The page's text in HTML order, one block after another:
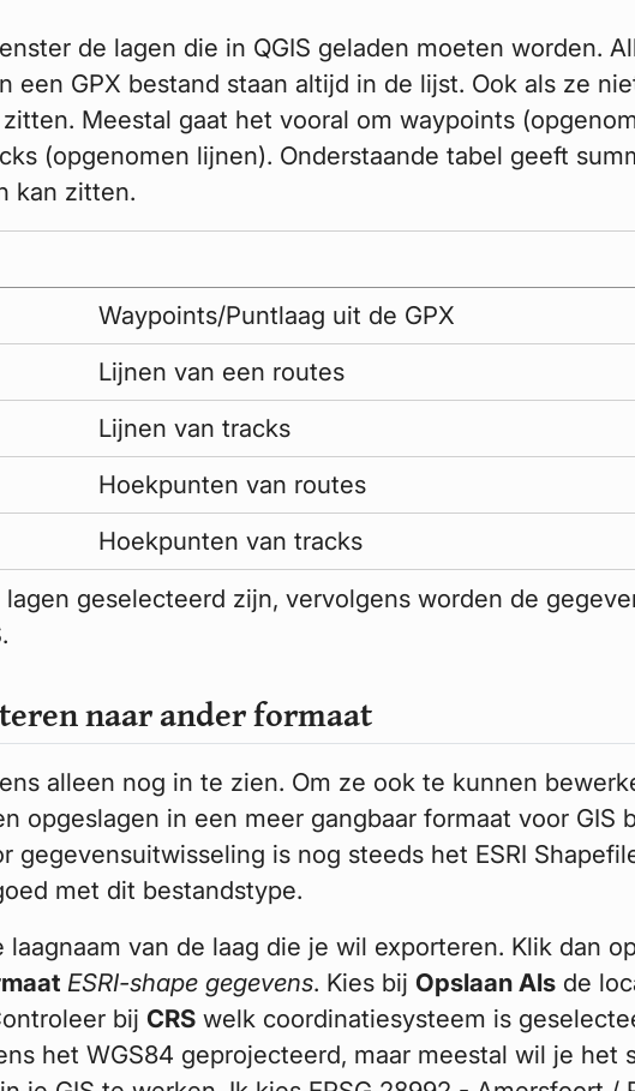
de lagen die in QGIS geladen moeten worden.
een GPX bestand staan altijd in de lijst. Ook als ze
Meestal gaat het vooral om waypoints
(opgenomen lijnen). Onderstaande tabel geeft
kan zitten.
Waypoints/Puntlaag uit de GPX
Lijnen van een routes
Lijnen van tracks
Hoekpunten van routes
Hoekpunten van tracks
lagen geselecteerd zijn, vervolgens worden de
naar ander formaat
alleen nog in te zien. Om ze ook te kunnen
opgeslagen in een meer gangbaar formaat voor GIS
gegevensuitwisseling is nog steeds het ESRI
met dit bestandstype.
laagnaam van de laag die je wil exporteren. Klik dan
ESRI-shape gegevens. Kies bijOpslaan Als de
bijCRS welk coordinatiesysteem is
het WGS84 geprojecteerd, maar meestal wil je het